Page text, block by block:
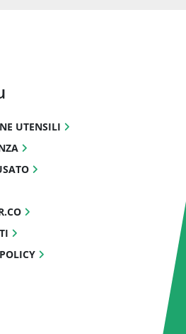
UTENSILI